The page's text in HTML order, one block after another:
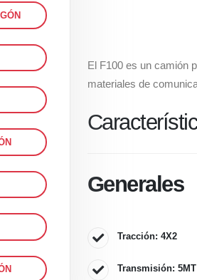
El F100 es un camión
materiales de
Generales
Tracción: 4X2
Transmisión: 5MT